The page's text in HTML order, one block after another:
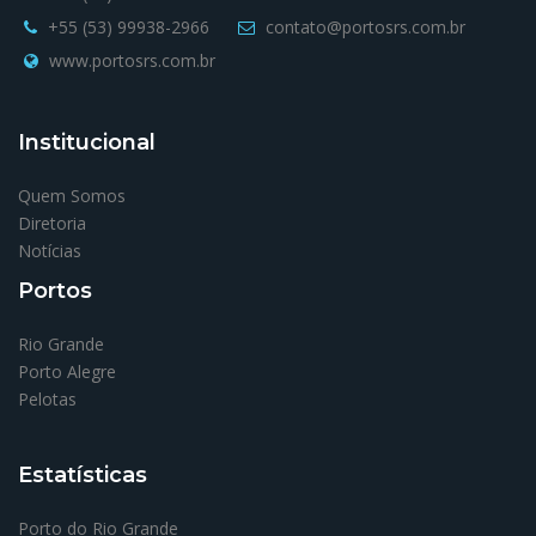
+55 (53) 99938-2966
contato@portosrs.com.br
www.portosrs.com.br
Institucional
Quem Somos
Diretoria
Notícias
Portos
Rio Grande
Porto Alegre
Pelotas
Estatísticas
Porto do Rio Grande